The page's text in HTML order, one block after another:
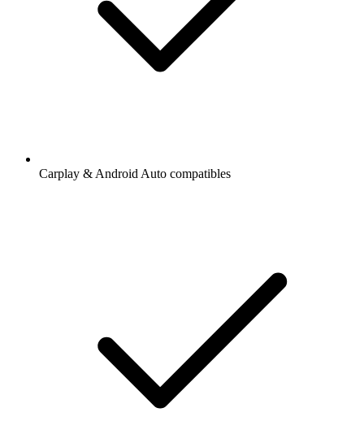
Carplay & Android Auto compatibles